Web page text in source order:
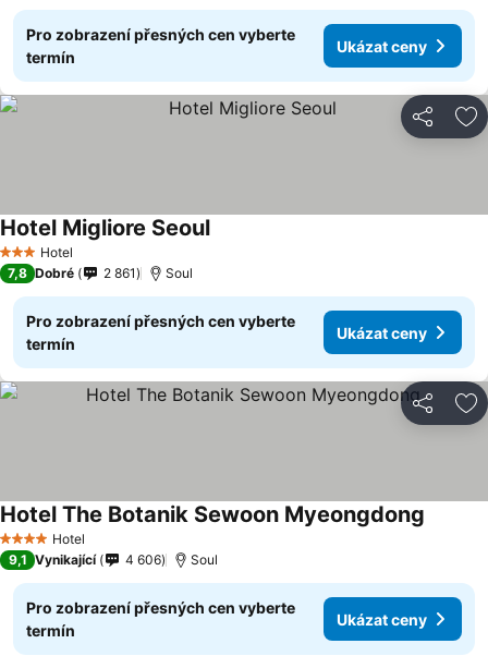
Pro zobrazení přesných cen vyberte
termín
Ukázat ceny
Sdílet
3 Počet hvězdiček
Hotel
Hotel Migliore Seoul
7,8 Dobré 2 861 Soul
Pro zobrazení přesných cen vyberte
termín
Ukázat ceny
Sdílet
4 Počet hvězdiček
Hotel
Hotel The Botanik Sewoon Myeongdong
9,1 Vynikající 4 606 Soul
Pro zobrazení přesných cen vyberte
termín
Ukázat ceny